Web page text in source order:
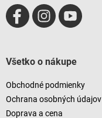
Všetko o nákupe
Obchodné podmienky
Ochrana osobných údajov
Doprava a cena